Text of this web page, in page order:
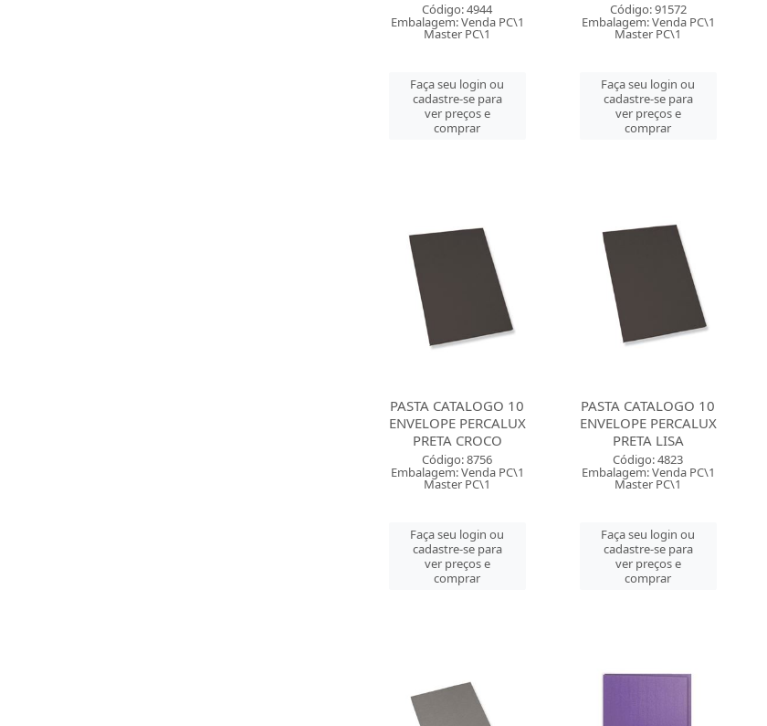
Código: 4944
Embalagem: Venda PC\1
Master PC\1
Faça seu login ou
cadastre-se para
ver preços e
comprar
Código: 91572
Embalagem: Venda PC\1
Master PC\1
Faça seu login ou
cadastre-se para
ver preços e
comprar
PASTA CATALOGO 10
ENVELOPE PERCALUX
PRETA CROCO
Código: 8756
Embalagem: Venda PC\1
Master PC\1
Faça seu login ou
cadastre-se para
ver preços e
comprar
PASTA CATALOGO 10
ENVELOPE PERCALUX
PRETA LISA
Código: 4823
Embalagem: Venda PC\1
Master PC\1
Faça seu login ou
cadastre-se para
ver preços e
comprar